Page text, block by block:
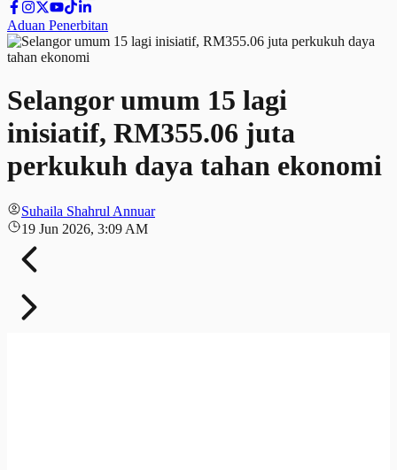
Aduan Penerbitan
Selangor umum 15 lagi
inisiatif, RM355.06 juta
perkukuh daya tahan ekonomi
Suhaila Shahrul Annuar
19 Jun 2026, 3:09 AM